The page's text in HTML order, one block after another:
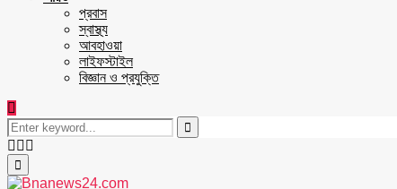
প্রবাস
স্বাস্থ্য
আবহাওয়া
লাইফস্টাইল
বিজ্ঞান ও প্রযুক্তি
Search
for:
Search
Facebook
Twitter
Primary
Menu